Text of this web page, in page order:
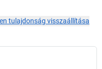
tulajdonság visszaállítása